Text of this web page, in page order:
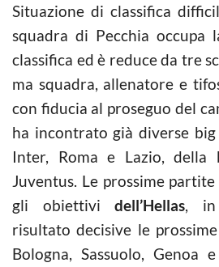
Situazione di classifica
squadra di Pecchia occupa
classifica ed è reduce da tre
ma squadra, allenatore e
con fiducia al proseguo del
ha incontrato già diverse
Inter, Roma e Lazio, della
Juventus. Le prossime
gli obiettividell’Hellas, in
risultato decisive le
Bologna, Sassuolo, Genoa